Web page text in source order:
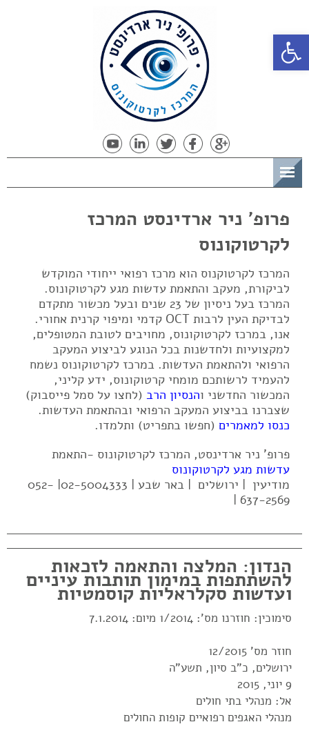
פתח סרגל נגישות
פרופ' ניר ארדינסט המרכז
לקרטוקונוס
המרכז לקרטוקנוס הוא מרכז רפואי ייחודי המוקדש
לביקורת, מעקב והתאמת עדשות מגע לקרטוקונוס.
המרכז בעל ניסיון של 23 שנים ובעל מכשור מתקדם
לבדיקת העין לרבות OCT קדמי ומיפוי קרנית אחורי.
אנו, במרכז לקרטוקונוס, מחויבים לטובת המטופלים,
למקצועיות ולחדשנות בכל הנוגע לביצוע המעקב
הרפואי ולהתאמת העדשות. במרכז לקרטוקונוס נשמח
להעמיד לרשותכם מומחי קרטוקונוס, ידע קליני,
המכשור החדשני והנסיון הרב (לחצו על סמל פייסבוק)
שצברנו בביצוע המעקב הרפואי ובהתאמת העדשות.
כנסו למאמרים (חפשו בתפריט) ותלמדו.
פרופ' ניר ארדינסט, המרכז לקרטוקונוס -התאמת
עדשות מגע לקרטוקונוס
מודיעין | ירושלים | באר שבע | 02-5004333| 052-
637-2569 |
הנדון: המלצה והתאמה לזכאות
להשתתפות במימון תותבות עיניים
ועדשות סקלראליות קוסמטיות
סימוכין: חוזרנו מס': 1/2014 מיום: 7.1.2014
חוזר מס' 12/2015
ירושלים, כ"ב סיון, תשע"ה
9 יוני, 2015
אל: מנהלי בתי חולים
מנהלי האגפים רפואיים קופות החולים